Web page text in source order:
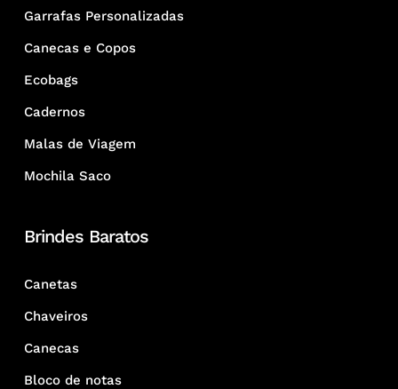
Garrafas Personalizadas
Canecas e Copos
Ecobags
Cadernos
Malas de Viagem
Mochila Saco
Brindes Baratos
Canetas
Chaveiros
Canecas
Bloco de notas